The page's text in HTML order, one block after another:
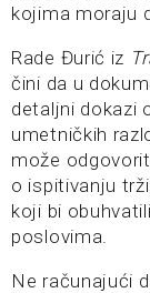
kojima moraju
Rade Đurić iz
čini da u
detaljni dokazi
umetničkih
može
o ispitivanju
koji bi
poslovima.
Ne računajući